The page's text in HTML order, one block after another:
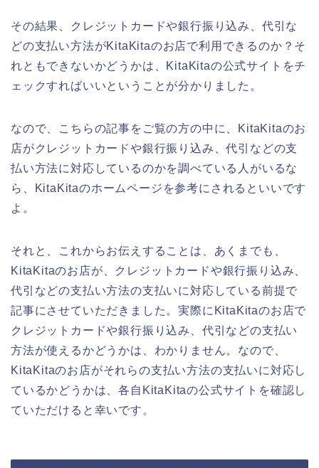
その結果、クレジットカードや銀行振り込み、代引な
どの支払い方法がKitaKitaのお店で利用できるのか？そ
れともできないかどうかは、KitaKitaの公式サイトをチ
ェックすればいいということが分かりました。
なので、こちらの記事をご覧の方の中に、KitaKitaのお
店がクレジットカードや銀行振り込み、代引などの支
払い方法に対応しているのかを調べている人がいるな
ら、KitaKitaのホームページを参考にされるといいです
よ。
それと、これからお伝えすることは、あくまでも、
KitaKitaのお店が、クレジットカードや銀行振り込み、
代引などの支払い方法の支払いに対応している前提で
記事にさせていただきました。実際にKitaKitaのお店で
クレジットカードや銀行振り込み、代引などの支払い
方法が使えるかどうかは、わかりません。なので、
KitaKitaのお店がそれらの支払い方法の支払いに対応し
ているかどうかは、各自KitaKitaの公式サイトを確認し
ていただけると幸いです。